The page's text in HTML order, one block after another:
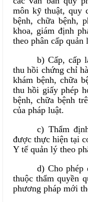
môn kỹ thuật, quy
bệnh, chữa bệnh,
khoa, giám định
theo phân cấp
b) Cấp, cấp
thu hồi chứng chỉ
khám bệnh, chữa
thu hồi giấy phép
bệnh, chữa bệnh
của pháp luật.
c) Thẩm
được thực hiện tại
Y tế quản lý theo
d) Cho phép
thuộc thẩm quyền
phương pháp mới